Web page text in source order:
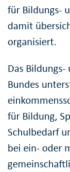
für Bildungs-
damit
organisiert.
Das Bildungs-
Bundes
für Bildung,
Schulbedarf
bei ein- oder